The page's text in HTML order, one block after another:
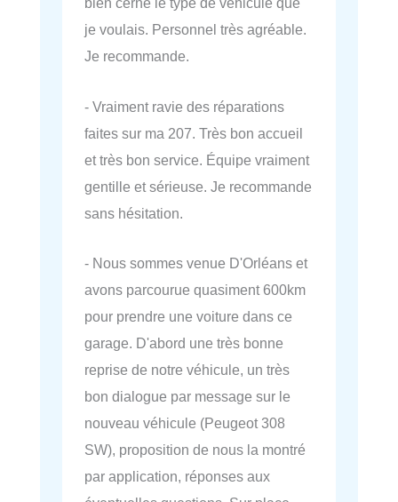
je voulais. Personnel très agréable.
Je recommande.
- Vraiment ravie des réparations
faites sur ma 207. Très bon accueil
et très bon service. Équipe vraiment
gentille et sérieuse. Je recommande
sans hésitation.
- Nous sommes venue D'Orléans et
avons parcourue quasiment 600km
pour prendre une voiture dans ce
garage. D'abord une très bonne
reprise de notre véhicule, un très
bon dialogue par message sur le
nouveau véhicule (Peugeot 308
SW), proposition de nous la montré
par application, réponses aux